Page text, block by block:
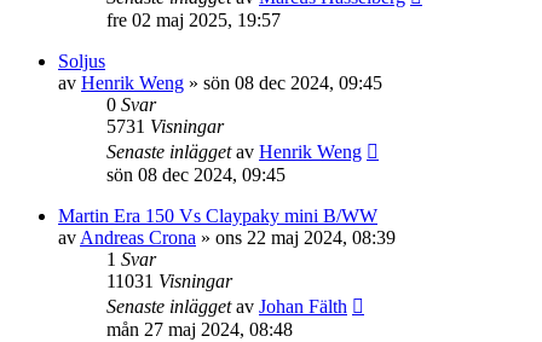
fre 02 maj 2025, 19:57
Soljus
av Henrik Weng » sön 08 dec 2024, 09:45
0 Svar
5731 Visningar
Senaste inläggetav Henrik Weng
sön 08 dec 2024, 09:45
Martin Era 150 Vs Claypaky mini B/WW
avAndreas Crona » ons 22 maj 2024, 08:39
1 Svar
11031 Visningar
Senaste inläggetav Johan Fälth
mån 27 maj 2024, 08:48